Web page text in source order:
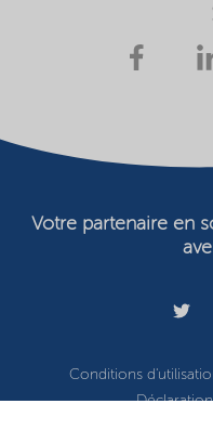
Votre partenaire en
Conditions